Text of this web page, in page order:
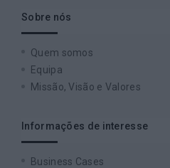
Sobre nós
Quem somos
Equipa
Missão, Visão e Valores
Informações de interesse
Business Cases